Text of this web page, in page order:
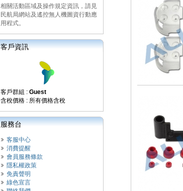
相關活動區域及操作規定資訊，請見
民航局網站及遙控無人機圖資行動應
用程式。
客戶資訊
客戶群組 : Guest
含稅價格 : 所有價格含稅
服務台
客服中心
消費提醒
會員服務條款
隱私權政策
免責聲明
綠色宣言